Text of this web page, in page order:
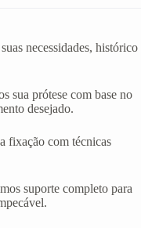
necessidades, histórico
sua prótese com base no
desejado.
fixação com técnicas
suporte completo para